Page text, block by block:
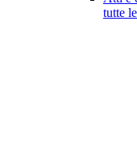
tutte